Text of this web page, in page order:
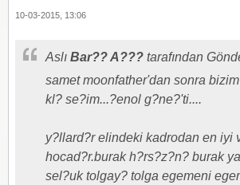
10-03-2015, 13:06
Aslı Bar?? A??? tarafından
samet moonfather'dan sonra
kl? se?im...?enol g?ne?'ti....
y?llard?r elindeki kadrodan en iyi
hocad?r.burak h?rs?z?n? burak
sel?uk tolgay? tolga egemeni